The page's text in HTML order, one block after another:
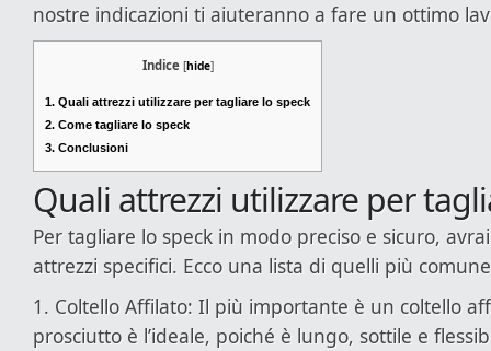
nostre indicazioni ti aiuteranno a fare un ottimo
Indice [hide]
1. Quali attrezzi utilizzare per tagliare lo speck
2. Come tagliare lo speck
3. Conclusioni
Quali attrezzi utilizzare per
Per tagliare lo speck in modo preciso e sicuro,
attrezzi specifici. Ecco una lista di quelli più
1. Coltello Affilato: Il più importante è un coltello
prosciutto è l’ideale, poiché è lungo, sottile e